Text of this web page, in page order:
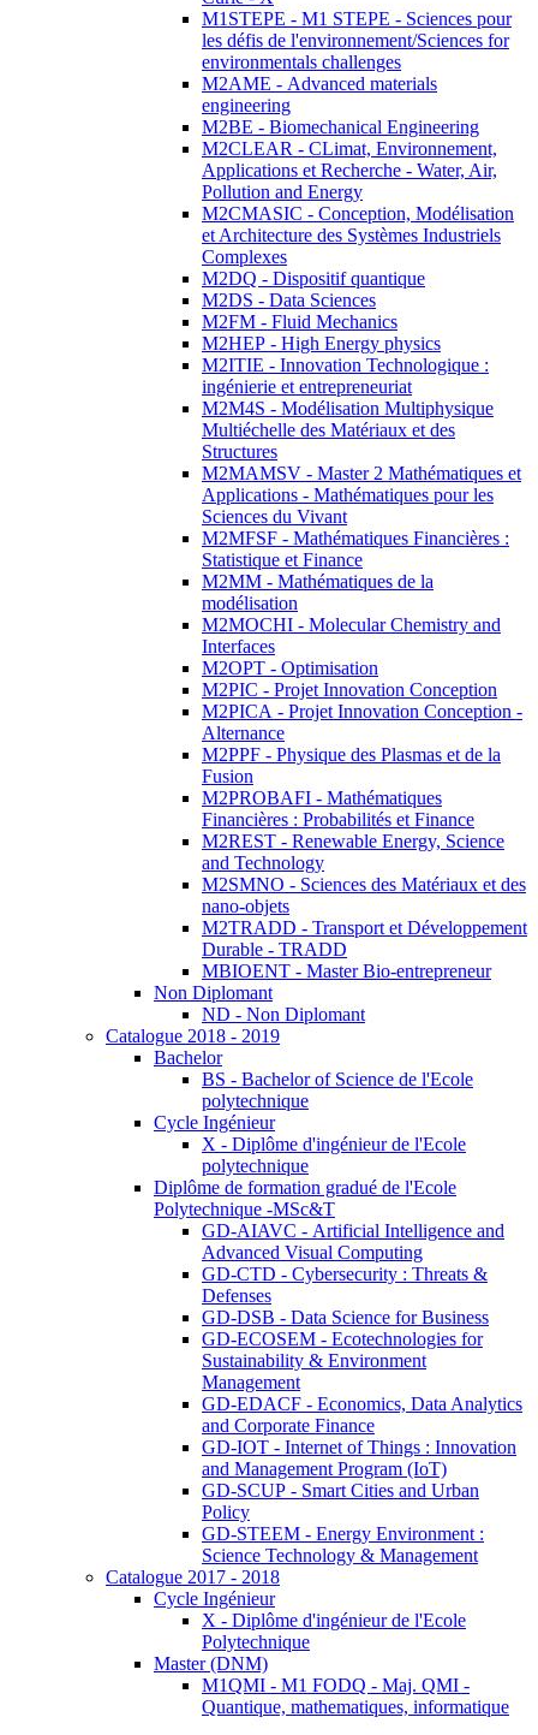
M1STEPE - M1 STEPE - Sciences pour
les défis de l'environnement/Sciences for
environmentals challenges
M2AME - Advanced materials
engineering
M2BE - Biomechanical Engineering
M2CLEAR - CLimat, Environnement,
Applications et Recherche - Water, Air,
Pollution and Energy
M2CMASIC - Conception, Modélisation
et Architecture des Systèmes Industriels
Complexes
M2DQ - Dispositif quantique
M2DS - Data Sciences
M2FM - Fluid Mechanics
M2HEP - High Energy physics
M2ITIE - Innovation Technologique :
ingénierie et entrepreneuriat
M2M4S - Modélisation Multiphysique
Multiéchelle des Matériaux et des
Structures
M2MAMSV - Master 2 Mathématiques et
Applications - Mathématiques pour les
Sciences du Vivant
M2MFSF - Mathématiques Financières :
Statistique et Finance
M2MM - Mathématiques de la
modélisation
M2MOCHI - Molecular Chemistry and
Interfaces
M2OPT - Optimisation
M2PIC - Projet Innovation Conception
M2PICA - Projet Innovation Conception -
Alternance
M2PPF - Physique des Plasmas et de la
Fusion
M2PROBAFI - Mathématiques
Financières : Probabilités et Finance
M2REST - Renewable Energy, Science
and Technology
M2SMNO - Sciences des Matériaux et des
nano-objets
M2TRADD - Transport et Développement
Durable - TRADD
MBIOENT - Master Bio-entrepreneur
Non Diplomant
ND - Non Diplomant
Catalogue 2018 - 2019
Bachelor
BS - Bachelor of Science de l'Ecole
polytechnique
Cycle Ingénieur
X - Diplôme d'ingénieur de l'Ecole
polytechnique
Diplôme de formation gradué de l'Ecole
Polytechnique -MSc&T
GD-AIAVC - Artificial Intelligence and
Advanced Visual Computing
GD-CTD - Cybersecurity : Threats &
Defenses
GD-DSB - Data Science for Business
GD-ECOSEM - Ecotechnologies for
Sustainability & Environment
Management
GD-EDACF - Economics, Data Analytics
and Corporate Finance
GD-IOT - Internet of Things : Innovation
and Management Program (IoT)
GD-SCUP - Smart Cities and Urban
Policy
GD-STEEM - Energy Environment :
Science Technology & Management
Catalogue 2017 - 2018
Cycle Ingénieur
X - Diplôme d'ingénieur de l'Ecole
Polytechnique
Master (DNM)
M1QMI - M1 FODQ - Maj. QMI -
Quantique, mathematiques, informatique